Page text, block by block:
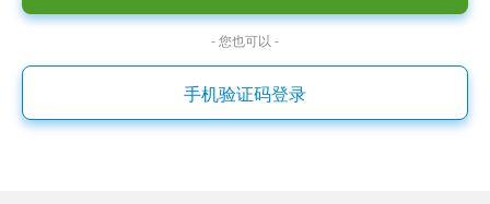
- 您也可以 -
手机验证码登录